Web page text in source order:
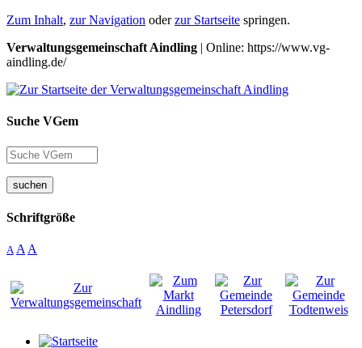
Zum Inhalt, zur Navigation oderzur Startseite springen.
Verwaltungsgemeinschaft Aindling | Online: https://www.vg-
aindling.de/
Suche VGem
suchen
Schriftgröße
A A A